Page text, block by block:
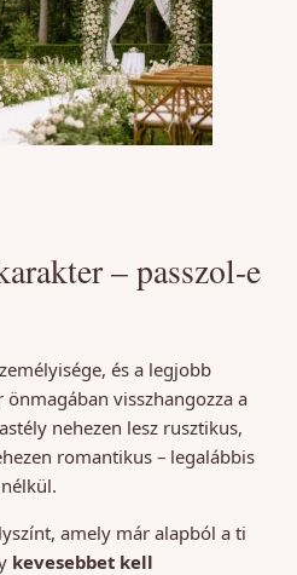
– passzol-e
és a legjobb
visszhangozza a
nehezen lesz rusztikus,
romantikus – legalábbis
amely már alapból a ti
kevesebbet kell